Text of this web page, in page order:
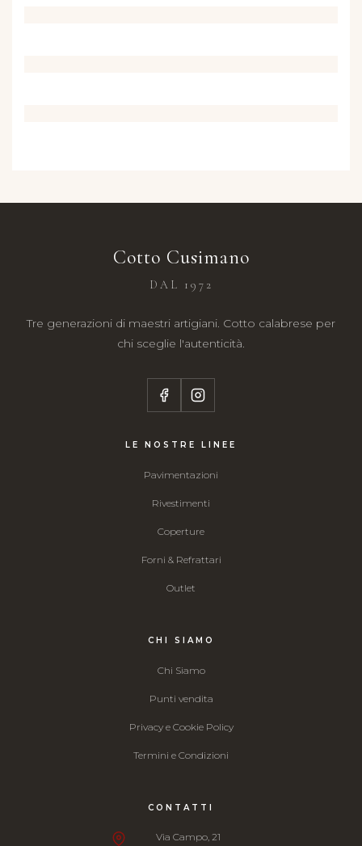
Cotto Cusimano
DAL 1972
Tre generazioni di maestri artigiani. Cotto calabrese per
chi sceglie l'autenticità.
LE NOSTRE LINEE
Pavimentazioni
Rivestimenti
Coperture
Forni & Refrattari
Outlet
CHI SIAMO
Chi Siamo
Punti vendita
Privacy e Cookie Policy
Termini e Condizioni
CONTATTI
Via Campo, 21